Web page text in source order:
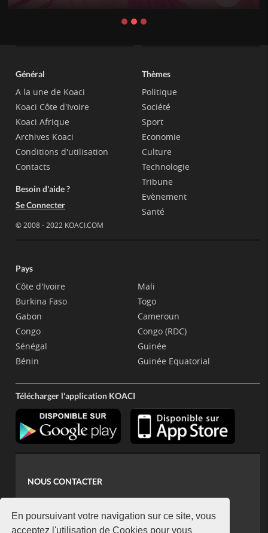
En poursuivant votre navigation sur ce site, vous
acceptez l'utilisation de Cookies pour vous
Général
A la une de Koaci
Koaci Côte d'Ivoire
Koaci Afrique
Archives Koaci
Conditions d'utilisation
Contacts
Besoin d'aide ?
Se Connecter
© 2008 - 2022 KOACI.COM
Thèmes
Politique
Société
Sport
Economie
Culture
Technologie
Tribune
Evènement
Santé
Pays
Côte d'Ivoire
Burkina Faso
Gabon
Congo
Sénégal
Bénin
Mali
Togo
Cameroun
Congo (RDC)
Guinée
Guinée Equatorial
Télécharger l'application KOACI
NOUS CONTACTER
koaci@yahoo.fr